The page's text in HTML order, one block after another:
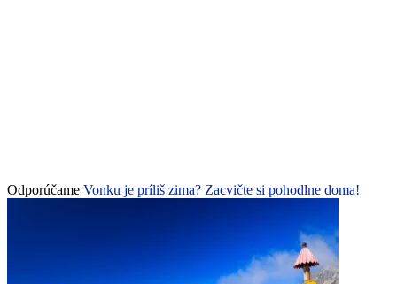
Odporúčame Vonku je príliš zima? Zacvičte si pohodlne doma!